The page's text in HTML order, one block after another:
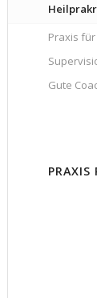
Praxis
Gute
PRAXIS